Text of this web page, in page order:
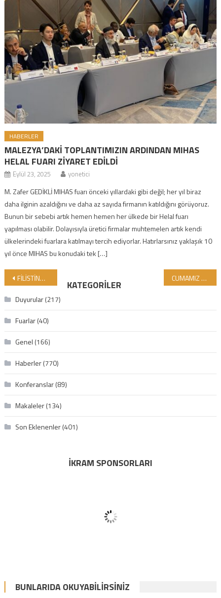
HABERLER
MALEZYA’DAKİ TOPLANTIMIZIN ARDINDAN MIHAS
HELAL FUARI ZİYARET EDİLDİ
Eylül 23, 2025 yonetici
M. Zafer GEDİKLİ MIHAS fuarı önceki yıllardaki gibi değil; her yıl biraz
daha ilginin azaldığını ve daha az sayıda firmanın katıldığını görüyoruz.
Bunun bir sebebi artık hemen hemen her ülkede bir Helal fuarı
yapılması olabilir. Dolayısıyla üretici firmalar muhtemelen artık kendi
ülkelerindeki fuarlara katılmayı tercih ediyorlar. Hatırlarsınız yaklaşık 10
yıl önce MIHAS bu konudaki tek […]
Yazı gezinmesi
FİLİSTİNDE HAK VE BATIL SAVAŞI VAR. BİZ NERDEYİZ? CUMAMIZ MÜBAREK OLSUN
KATEGORILER
Duyurular(217)
Fuarlar(40)
Genel (166)
Haberler(770)
Konferanslar(89)
Makaleler(134)
Son Eklenenler(401)
İKRAM SPONSORLARI
BUNLARIDA OKUYABILIRSINIZ